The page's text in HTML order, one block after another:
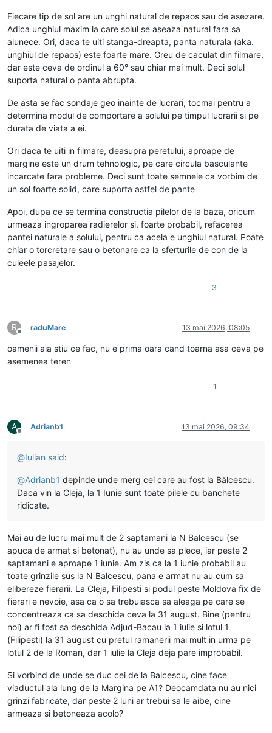
Fiecare tip de sol are un unghi natural de repaos sau de asezare.
Adica unghiul maxim la care solul se aseaza natural fara sa
alunece. Ori, daca te uiti stanga-dreapta, panta naturala (aka.
unghiul de repaos) este foarte mare. Greu de caculat din filmare,
dar este ceva de ordinul a 60° sau chiar mai mult. Deci solul
suporta natural o panta abrupta.
De asta se fac sondaje geo inainte de lucrari, tocmai pentru a
determina modul de comportare a solului pe timpul lucrarii si pe
durata de viata a ei.
Ori daca te uiti in filmare, deasupra peretului, aproape de
margine este un drum tehnologic, pe care circula basculante
incarcate fara probleme. Deci sunt toate semnele ca vorbim de
un sol foarte solid, care suporta astfel de pante
Apoi, dupa ce se termina constructia pilelor de la baza, oricum
urmeaza ingroparea radierelor si, foarte probabil, refacerea
pantei naturale a solului, pentru ca acela e unghiul natural. Poate
chiar o torcretare sau o betonare ca la sferturile de con de la
culeele pasajelor.
3
R
Deconectat
raduMare 13 mai 2026, 08:05
oamenii aia stiu ce fac, nu e prima oara cand toarna asa ceva pe
asemenea teren
1
A
Deconectat
Adrianb1 13 mai 2026, 09:34
@Iulian said:
@Adrianb1 depinde unde merg cei care au fost la Bălcescu.
Daca vin la Cleja, la 1 Iunie sunt toate pilele cu banchete
ridicate.
Mai au de lucru mai mult de 2 saptamani la N Balcescu (se
apuca de armat si betonat), nu au unde sa plece, iar peste 2
saptamani e aproape 1 iunie. Am zis ca la 1 iunie probabil au
toate grinzile sus la N Balcescu, pana e armat nu au cum sa
elibereze fierarii. La Cleja, Filipesti si podul peste Moldova fix de
fierari e nevoie, asa ca o sa trebuiasca sa aleaga pe care se
concentreaza ca sa deschida ceva la 31 august. Bine (pentru
noi) ar fi fost sa deschida Adjud-Bacau la 1 iulie si lotul 1
(Filipesti) la 31 august cu pretul ramanerii mai mult in urma pe
lotul 2 de la Roman, dar 1 iulie la Cleja deja pare improbabil.
Si vorbind de unde se duc cei de la Balcescu, cine face
viaductul ala lung de la Margina pe A1? Deocamdata nu au nici
grinzi fabricate, dar peste 2 luni ar trebui sa le aibe, cine
armeaza si betoneaza acolo?